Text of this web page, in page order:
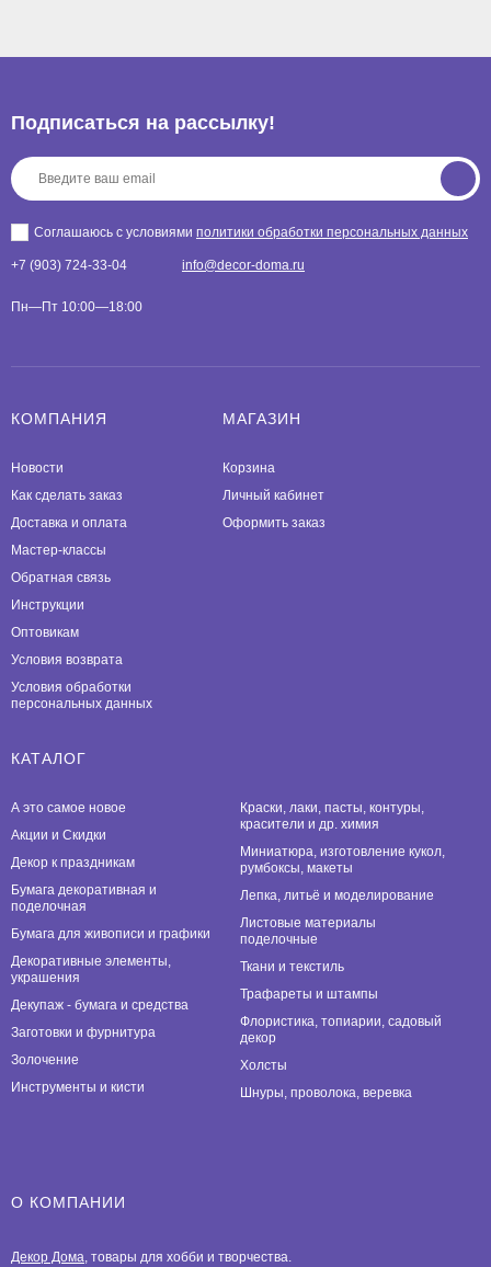
Подписаться на рассылкy!
Соглашаюсь с условиями политики обработки персональных данных
+7 (903) 724-33-04 info@decor-doma.ru
Пн—Пт 10:00—18:00
КОМПАНИЯ
Новости
Как сделать заказ
Доставка и оплата
Мастер-классы
Обратная связь
Инструкции
Оптовикам
Условия возврата
Условия обработки
персональных данных
МАГАЗИН
Корзина
Личный кабинет
Оформить заказ
КАТАЛОГ
А это самое новое
Акции и Скидки
Декор к праздникам
Бумага декоративная и
поделочная
Бумага для живописи и графики
Декоративные элементы,
украшения
Декупаж - бумага и средства
Заготовки и фурнитура
Золочение
Инструменты и кисти
Краски, лаки, пасты, контуры,
красители и др. химия
Миниатюра, изготовление кукол,
румбоксы, макеты
Лепка, литьё и моделирование
Листовые материалы
поделочные
Ткани и текстиль
Трафареты и штампы
Флористика, топиарии, садовый
декор
Холсты
Шнуры, проволока, веревка
О КОМПАНИИ
Декор Дома , товары для хобби и творчества.